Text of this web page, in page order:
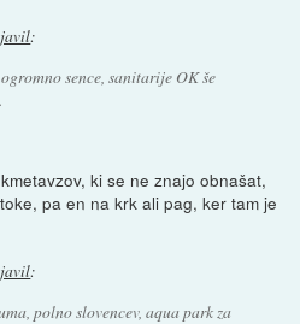
:
sence, sanitarije OK še
ki se ne znajo obnašat,
pa en na krk ali pag, ker tam je
:
polno slovencev, aqua park za